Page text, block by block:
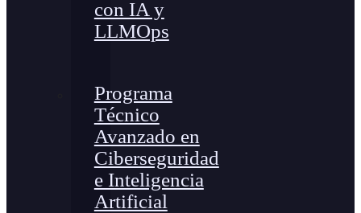
con IA y
LLMOps
Programa
Técnico
Avanzado en
Ciberseguridad
e Inteligencia
Artificial